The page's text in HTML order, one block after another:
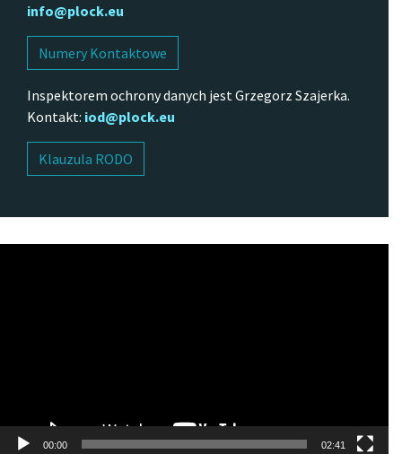
info@plock.eu
Numery Kontaktowe
Inspektorem ochrony danych jest Grzegorz Szajerka.
Kontakt: iod@plock.eu
Klauzula RODO
00:00 02:41